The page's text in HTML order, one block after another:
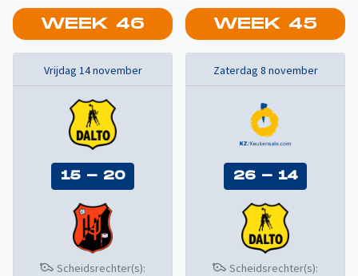
WEEK 46
Vrijdag 14 november
15- 20
Scheidsrechter(s):
WEEK 45
Zaterdag 8 november
26- 14
Scheidsrechter(s):